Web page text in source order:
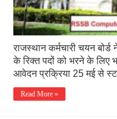
राजस्थान कर्मचारी चयन
के रिक्त पदों को भरने के लिए
आवेदन प्रक्रिया 25 मई से
Read More »